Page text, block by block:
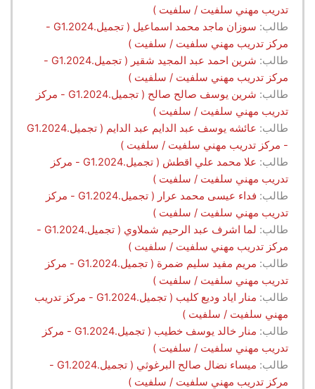
تدريب مهني سلفيت / سلفيت )
طالب:
سوزان ماجد محمد اسماعيل ( تجميل.G1.2024 -
مركز تدريب مهني سلفيت / سلفيت )
طالب:
شرين احمد عبد المجيد شقير ( تجميل.G1.2024 -
مركز تدريب مهني سلفيت / سلفيت )
طالب:
شرين يوسف صالح صالح ( تجميل.G1.2024 - مركز
تدريب مهني سلفيت / سلفيت )
طالب:
عائشه يوسف عبد الدايم عبد الدايم ( تجميل.G1.2024
- مركز تدريب مهني سلفيت / سلفيت )
طالب:
علا محمد علي اقطش ( تجميل.G1.2024 - مركز
تدريب مهني سلفيت / سلفيت )
طالب:
فداء عيسى محمد عرار ( تجميل.G1.2024 - مركز
تدريب مهني سلفيت / سلفيت )
طالب:
لما اشرف عبد الرحيم شملاوي ( تجميل.G1.2024 -
مركز تدريب مهني سلفيت / سلفيت )
طالب:
مريم مفيد سليم ضمرة ( تجميل.G1.2024 - مركز
تدريب مهني سلفيت / سلفيت )
طالب:
منار اياد وديع كليب ( تجميل.G1.2024 - مركز تدريب
مهني سلفيت / سلفيت )
طالب:
منار خالد يوسف خطيب ( تجميل.G1.2024 - مركز
تدريب مهني سلفيت / سلفيت )
طالب:
ميساء نضال صالح البرغوثي ( تجميل.G1.2024 -
مركز تدريب مهني سلفيت / سلفيت )